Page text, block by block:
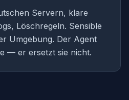
Servern, klare
Löschregeln. Sensible
Umgebung. Der Agent
— er ersetzt sie nicht.